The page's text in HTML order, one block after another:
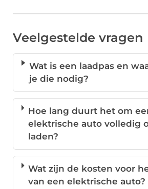
Veelgestelde vragen
Wat is een laadpas en
je die nodig?
Hoe lang duurt het om
elektrische auto volledig
laden?
Wat zijn de kosten voor
van een elektrische auto?